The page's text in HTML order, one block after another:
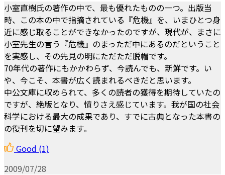
小室直樹氏の著作の中で、最も優れたものの一つ。出版当
時、この本の中で指摘されている『危機』を、いまひとつ身
近に感じ取ることができなかったのですが、現代が、まさに
小室先生の言う『危機』のまっただ中にあるのだということ
を実感し、その先見の明にただただ脱帽です。
70年代の著作にもかかわらず、今読んでも、新鮮です。い
や、今こそ、本書が広く読まれるべきだと思います。
中公文庫に収められて、多くの読者の獲得を期待していたの
ですが、絶版となり、憤りさえ感じています。我が国の社会
科学における最大の成果であり、すでに古典となった本書の
の復刊を切に望みます。
Good (1)
2009/07/28